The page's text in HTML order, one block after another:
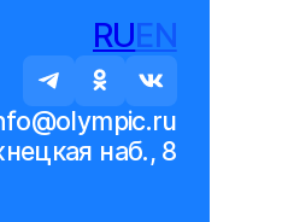
RUEN
наб., 8